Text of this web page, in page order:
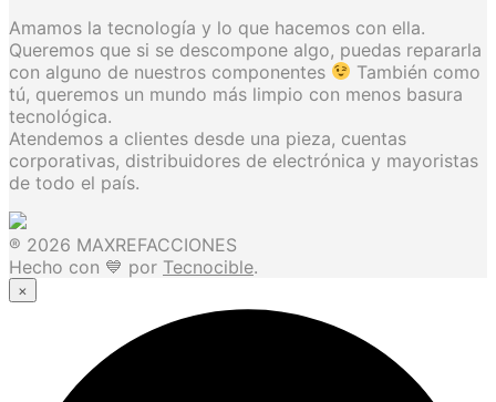
Amamos la tecnología y lo que hacemos con ella.
Queremos que si se descompone algo, puedas repararla
con alguno de nuestros componentes
También como
tú, queremos un mundo más limpio con menos basura
tecnológica.
Atendemos a clientes desde una pieza, cuentas
corporativas, distribuidores de electrónica y mayoristas
de todo el país.
® 2026 MAXREFACCIONES
Hecho con 💙 por Tecnocible.
×